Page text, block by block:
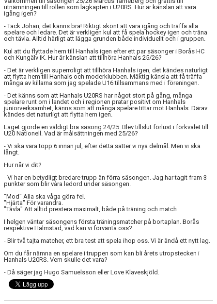
MATCHER
KONTAKT
utnämningen till rollen som lagkapten i U20RS. Hur är känslan att vara
igång igen?
- Tack Johan, det känns bra! Riktigt skönt att vara igång och träffa alla
spelare och ledare. Det är verkligen kul att få spela hockey igen och träna
och tävla. Alltid härligt att lägga grunden både individuellt och i gruppen.
Kul att du flyttade hem till Hanhals igen efter ett par säsonger i Borås HC
och Kungälv IK. Hur är känslan att tillhöra Hanhals 25/26?
- Det är verkligen superroligt att tillhöra Hanhals igen, det kändes naturligt
att flytta hem till Hanhals och moderklubben. Mäktig känsla att få träffa
många av killarna som jag spelade U16 tillsammans med i föreningen.
- Det känns som att Hanhals U20RS har något stort på gång, många
spelare runt om i landet och i regionen pratar positivt om Hanhals
juniorverksamhet, känns som att många spelare tittar mot Hanhals. Därav
kändes det naturligt att flytta hem igen.
Laget gjorde en väldigt bra säsong 24/25. Blev tillslut förlust i förkvalet till
U20 Nationell. Vad är målsättningen med 25/26?
- Vi ska vara topp 6 innan jul, efter detta sätter vi nya delmål. Men vi ska
långt.
Hur når vi dit?
- Vi har en betydligt bredare trupp än förra säsongen. Jag har tagit fram 3
punkter som blir våra ledord under säsongen.
"Mod" Alla ska våga göra fel.
"Hjärta" För varandra.
"Tävla" Att alltid prestera maximalt, både på träning och match.
I helgen väntar säsongens första träningsmatcher på bortaplan. Borås
respektive Halmstad, vad kan vi förvänta oss?
- Blir två tajta matcher, ett bra test att spela ihop oss. Vi är ändå ett nytt lag.
Om du får nämna en spelare i truppen som kan bli årets utropstecken i
Hanhals U20RS. Vem skulle det vara?
- Då säger jag Hugo Samuelsson eller Love Klaveskjöld.